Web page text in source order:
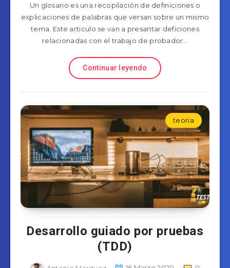
Un glosario es una recopilación de definiciones o
explicaciones de palabras que versan sobre un mismo
tema. Este articulo se van a presantar deficiones
relacionadas con el trabajo de probador…
Continuar leyendo
teoria
Desarrollo guiado por pruebas
(TDD)